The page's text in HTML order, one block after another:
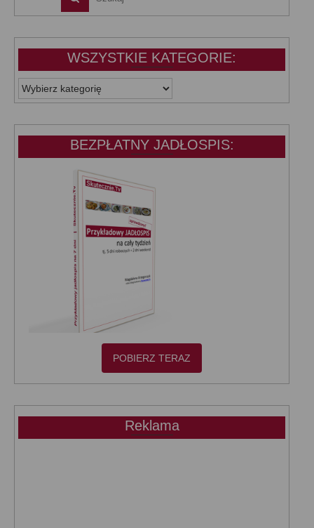
WSZYSTKIE KATEGORIE:
WSZYSTKIE
KATEGORIE:
BEZPŁATNY JADŁOSPIS:
POBIERZ TERAZ
Reklama